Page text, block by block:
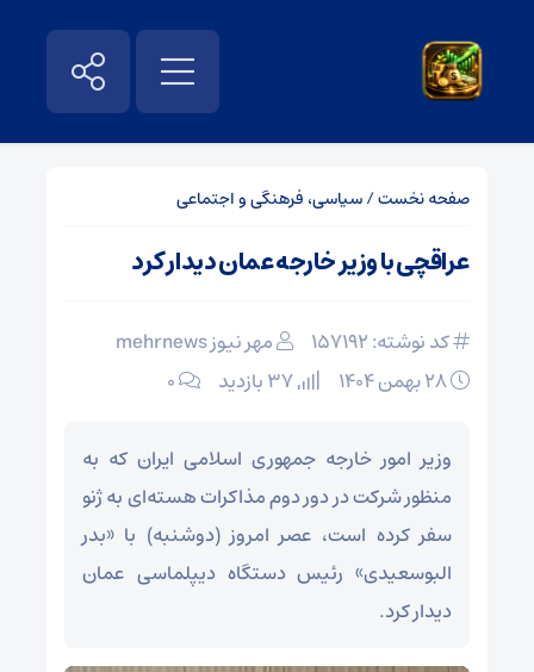
صفحه نخست/سیاسی، فرهنگی و اجتماعی
عراقچی با وزیر خارجه عمان دیدار کرد
کد نوشته: 157192
مهر نیوز mehrnews
۰
وزیر امور خارجه جمهوری اسلامی ایران که به
منظور شرکت در دور دوم مذاکرات هسته‌ای به ژنو
سفر کرده است، عصر امروز (دوشنبه) با «بدر
البوسعیدی» رئیس دستگاه دیپلماسی عمان
دیدار کرد.